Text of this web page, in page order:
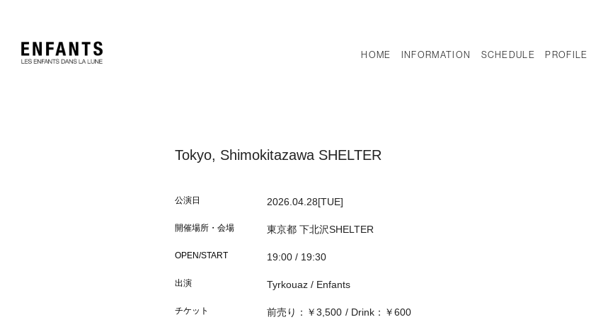
HOME INFORMATION SCHEDULE PROFILE
Tokyo, Shimokitazawa SHELTER
公演日 2026.04.28[TUE]
開催場所・会場 東京都 下北沢SHELTER
OPEN/START 19:00 / 19:30
出演 Tyrkouaz / Enfants
チケット 前売り：￥3,500 Drink：￥600